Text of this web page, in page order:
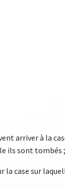
arriver à la
ils sont
la case sur